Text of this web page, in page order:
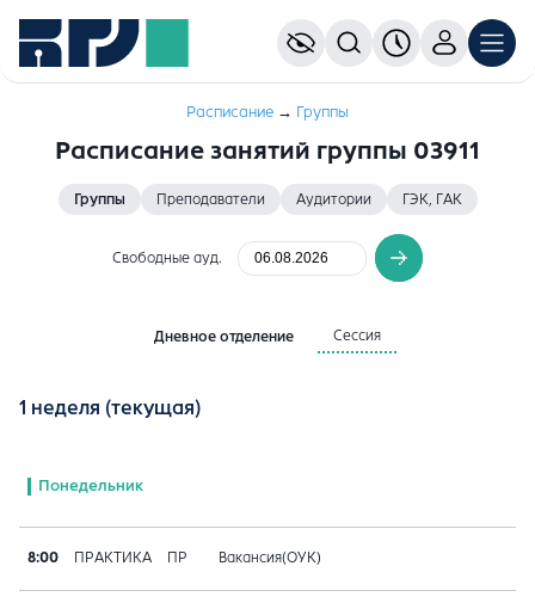
Расписание → Группы
Расписание занятий группы 03911
Группы Преподаватели Аудитории ГЭК, ГАК
Свободные ауд.
Дневное отделение Сессия
1 неделя (текущая)
Понедельник
8:00 ПРАКТИКА ПР Вакансия(ОУК)